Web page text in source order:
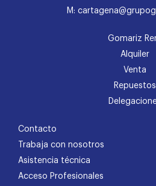
M:
Gomariz
Alquiler
Venta
Repuestos
Contacto
Trabaja con nosotros
Asistencia técnica
Acceso Profesionales